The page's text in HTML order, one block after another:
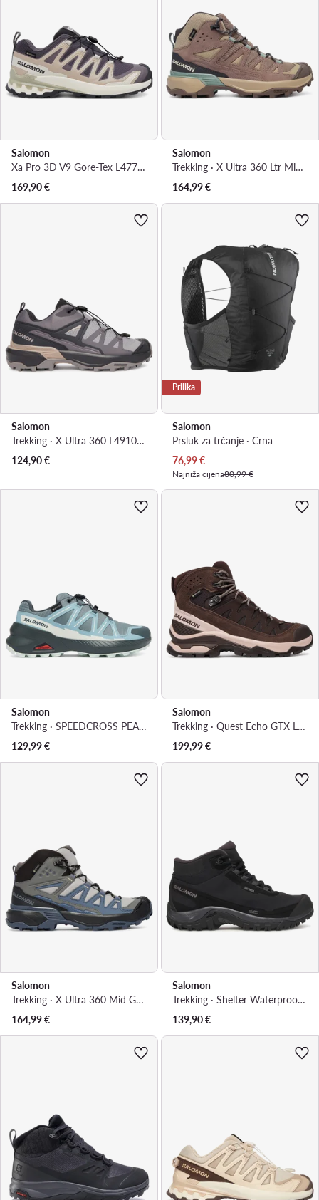
Salomon
Xa Pro 3D V9 Gore-Tex L47744700 · Trekking
169,90€
Salomon
Trekking · X Ultra 360 Ltr Mid Gtx W L49158400 · Kaki
164,99€
Salomon
Trekking · X Ultra 360 L49103900 · Siva
124,90€
Prilika
Salomon
Prsluk za trčanje · Crna
Trenutna cijena
76,99€
Najniža cijena80,99 €
Salomon
Trekking · SPEEDCROSS PEAK GORE-TEX L47974500 · Plava
129,99€
Salomon
Trekking · Quest Echo GTX L47968500 L47968500 · Smeđa
199,99€
Salomon
Trekking · X Ultra 360 Mid GTX L45390700 · Siva
164,99€
Salomon
Trekking · Shelter Waterproof L47855000 · Crna
139,90€